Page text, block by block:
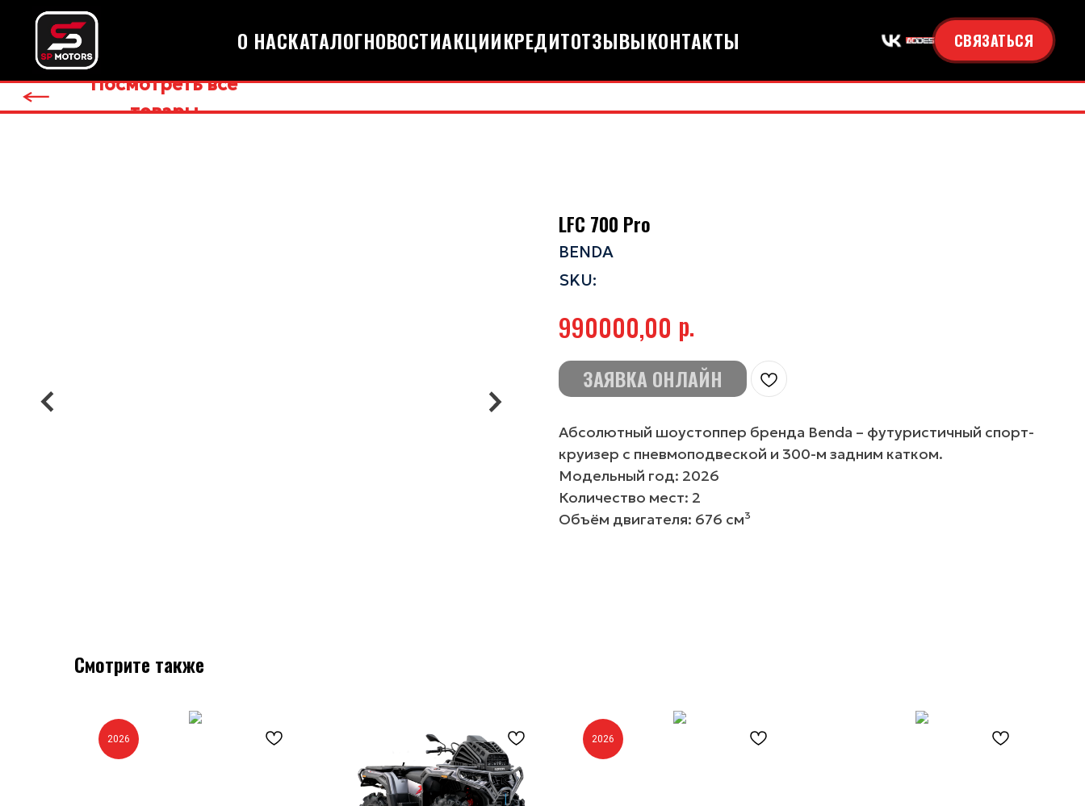
О НАСКАТАЛОГНОВОСТИАКЦИИКРЕДИТОТЗЫВЫКОНТАКТЫ СВЯЗАТЬСЯ
Посмотреть все
товары
LFC 700 Pro
BENDA
SKU:
990000,00 р.
ЗАЯВКА ОНЛАЙН
Абсолютный шоустоппер бренда Benda – футуристичный спорт-
круизер с пневмоподвеской и 300-м задним катком.
Модельный год: 2026
Количество мест: 2
Объём двигателя: 676 см³
Смотрите также
2026 2026